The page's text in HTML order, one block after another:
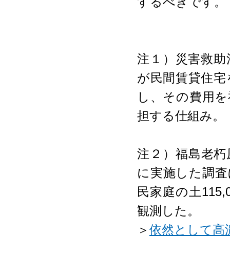
注１）災害救
が民間賃貸住
し、その費用
担する仕組み。
注２）福島老
に実施した調
民家庭の土
観測した。
＞ 依然として高